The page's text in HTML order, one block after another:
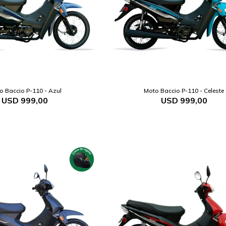
Baccio P-110 - Azul
USD 999,00
Moto Baccio P-110 - Celeste
USD 999,00